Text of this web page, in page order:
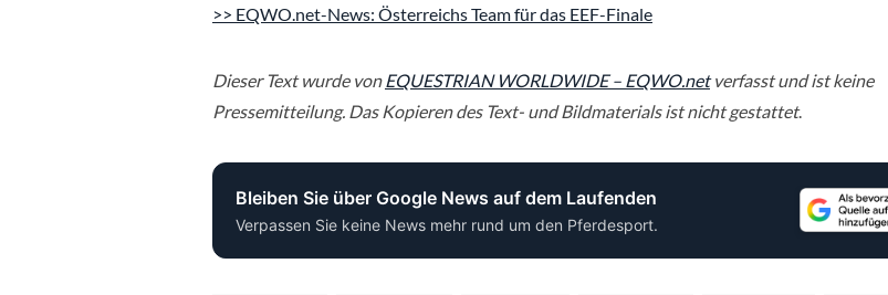
>> EQWO.net-News: Österreichs Team für das EEF-Finale
Dieser Text wurde von EQUESTRIAN WORLDWIDE – EQWO.netverfasst und ist keine
Pressemitteilung. Das Kopieren des Text- und Bildmaterials ist nicht gestattet.
Bleiben Sie über Google News auf dem Laufenden
Verpassen Sie keine News mehr rund um den Pferdesport.